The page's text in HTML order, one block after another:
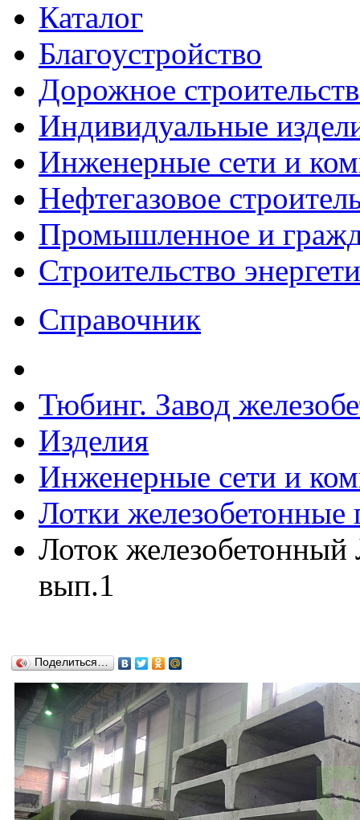
Каталог
Благоустройство
Дорожное
Индивидуальные
Инженерные сети и
Нефтегазовое
Промышленное и
Строительство
Справочник
Тюбинг. Завод
Изделия
Инженерные сети и
Лотки
Лоток
вып.1
Поделиться…